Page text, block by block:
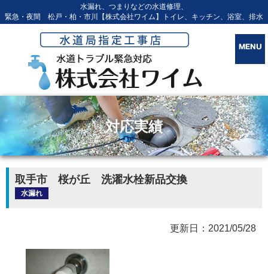
水漏れ、つまりなどの水道修理、
緊急・夜間 松戸・柏・市川【株式会社ワイム】トイレ、キッチン、浴室、排水
対応実績
取手市 桜が丘 洗濯水栓新品交換
水漏れ
更新日：2021/05/28